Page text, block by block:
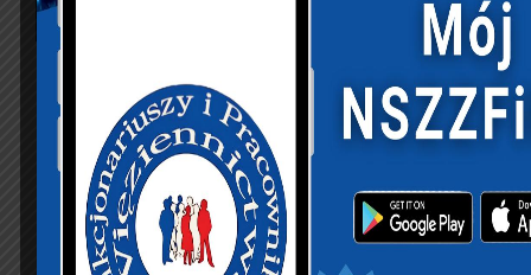
N
4 5 6 8 9
11 12 13 15 16
18 19 20